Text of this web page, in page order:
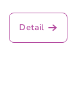
Detail